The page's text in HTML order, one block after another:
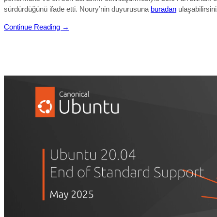
sürdürdüğünü ifade etti. Noury’nin duyurusuna buradan
Continue Reading →